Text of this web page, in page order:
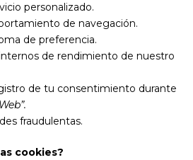
personalizado.
de navegación.
de preferencia.
internos de rendimiento de nuestro
de tu consentimiento durante
fraudulentas.
cookies?